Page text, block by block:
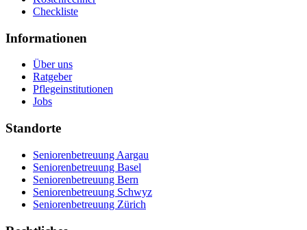
Checkliste
Informationen
Über uns
Ratgeber
Pflegeinstitutionen
Jobs
Standorte
Seniorenbetreuung Aargau
Seniorenbetreuung Basel
Seniorenbetreuung Bern
Seniorenbetreuung Schwyz
Seniorenbetreuung Zürich